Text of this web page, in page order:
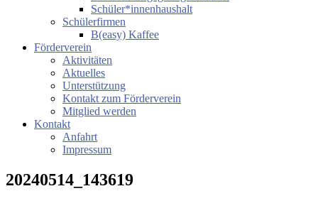
Schüler*innenhaushalt
Schülerfirmen
B(easy) Kaffee
Förderverein
Aktivitäten
Aktuelles
Unterstützung
Kontakt zum Förderverein
Mitglied werden
Kontakt
Anfahrt
Impressum
20240514_143619